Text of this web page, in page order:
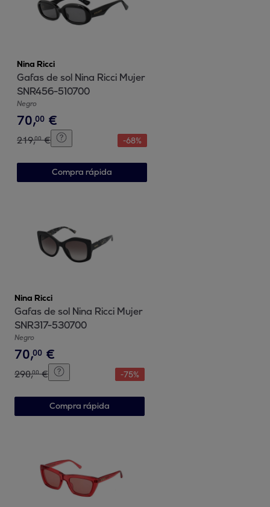
Nina Ricci
Gafas de sol Nina Ricci Mujer
SNR456-510700
Negro
70,00 €
219,00 € -68%
Compra rápida
Nina Ricci
Gafas de sol Nina Ricci Mujer
SNR317-530700
Negro
70,00 €
290,00 € -75%
Compra rápida